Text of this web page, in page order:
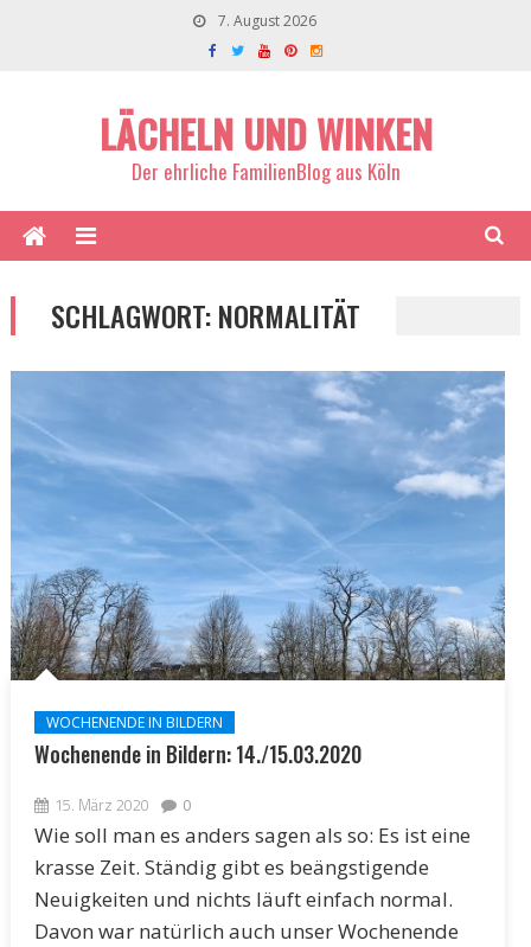
7. August 2026
LÄCHELN UND WINKEN
Der ehrliche FamilienBlog aus Köln
SCHLAGWORT:NORMALITÄT
WOCHENENDE IN BILDERN
Wochenende in Bildern: 14./15.03.2020
15. März 2020 0
Wie soll man es anders sagen als so: Es ist eine
krasse Zeit. Ständig gibt es beängstigende
Neuigkeiten und nichts läuft einfach normal.
Davon war natürlich auch unser Wochenende